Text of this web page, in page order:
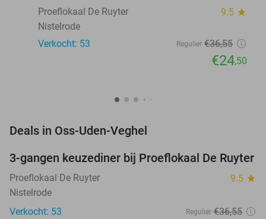
Proeflokaal De Ruyter
9.5 star
Nistelrode
Verkocht: 53
Regulier €36,55
€24,50
Deals in Oss-Uden-Veghel
33%
3-gangen keuzediner bij Proeflokaal De Ruyter
Proeflokaal De Ruyter 9.5 star
Nistelrode
Verkocht: 53
Regulier €36,55